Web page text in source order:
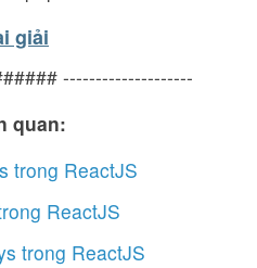
giải
--------------------
quan:
trong ReactJS
ReactJS
trong ReactJS